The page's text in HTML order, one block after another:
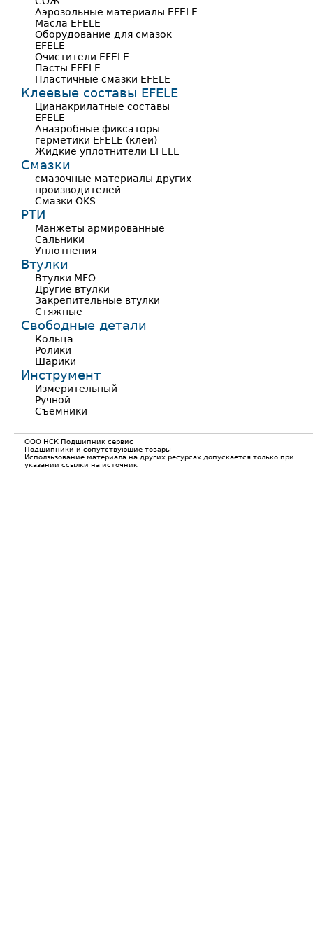
Аэрозольные материалы EFELE
Масла EFELE
Оборудование для смазок
EFELE
Очистители EFELE
Пасты EFELE
Пластичные смазки EFELE
Клеевые составы EFELE
Цианакрилатные составы
EFELE
Анаэробные фиксаторы-
герметики EFELE (клеи)
Жидкие уплотнители EFELE
Смазки
смазочные материалы других
производителей
Смазки OKS
РТИ
Манжеты армированные
Сальники
Уплотнения
Втулки
Втулки MFO
Другие втулки
Закрепительные втулки
Стяжные
Свободные детали
Кольца
Ролики
Шарики
Инструмент
Измерительный
Ручной
Съемники
ООО НСК Подшипник сервис
Подшипники и сопутствующие товары
Исползьзование материала на других ресурсах допускается только при
указании ссылки на источник